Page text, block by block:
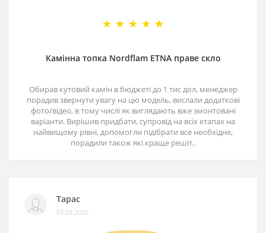
Камінна топка Nordflam ETNA праве скло
Обирав кутовий камін в бюджеті до 1 тис дол, менеджер
порадив звернути увагу на цю модель, вислали додаткові
фото/відео, в тому числі як виглядають вже змонтовані
варіанти. Вирішив придбати, супровід на всіх етапах на
найвищому рівні, допомогли підібрати все необхідне,
порадили також які краще решіт..
Тарас
03.03.2026